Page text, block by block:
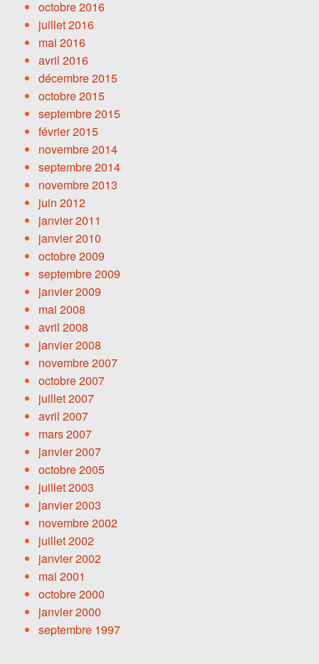
octobre 2016
juillet 2016
mai 2016
avril 2016
décembre 2015
octobre 2015
septembre 2015
février 2015
novembre 2014
septembre 2014
novembre 2013
juin 2012
janvier 2011
janvier 2010
octobre 2009
septembre 2009
janvier 2009
mai 2008
avril 2008
janvier 2008
novembre 2007
octobre 2007
juillet 2007
avril 2007
mars 2007
janvier 2007
octobre 2005
juillet 2003
janvier 2003
novembre 2002
juillet 2002
janvier 2002
mai 2001
octobre 2000
janvier 2000
septembre 1997